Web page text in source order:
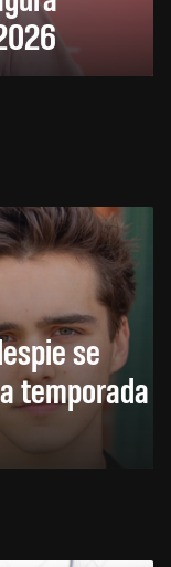
se
temporada